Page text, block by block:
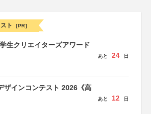
ト [PR]
生クリエイターズアワード
あと 24 日
ザインコンテスト 2026《高
あと 12 日